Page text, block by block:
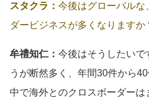
スタクラ： 今後はグローバルな
ダービジネスが多くなりますか
牟禮知仁： 今後はそうしたいで
うが断然多く、年間30件から
中で海外とのクロスボーダーは